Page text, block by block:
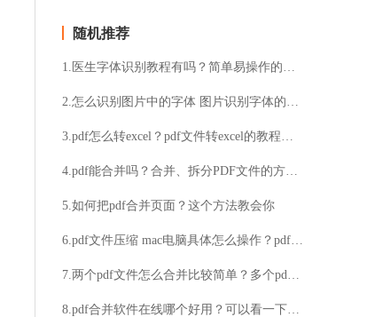
随机推荐
1.医生字体识别教程有吗？简单易操作的字体识别方法分享
2.怎么识别图片中的字体 图片识别字体的方法
3.pdf怎么转excel？pdf文件转excel的教程分享
4.pdf能合并吗？合并、拆分PDF文件的方法分享给大家
5.如何把pdf合并页面？这个方法教会你
6.pdf文件压缩 mac电脑具体怎么操作？pdf免费在线压缩方法推荐
7.两个pdf文件怎么合并比较简单？多个pdf合并步骤介绍
8.pdf合并软件在线哪个好用？可以看一下福昕PDF365